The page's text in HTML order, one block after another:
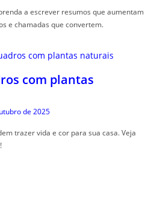
a escrever resumos que aumentam
e chamadas que convertem.
com plantas
de 2025
trazer vida e cor para sua casa. Veja